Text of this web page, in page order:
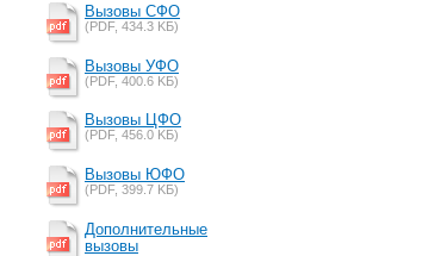
Вызовы СФО
(PDF, 434.3 KБ)
Вызовы УФО
(PDF, 400.6 KБ)
Вызовы ЦФО
(PDF, 456.0 KБ)
Вызовы ЮФО
(PDF, 399.7 KБ)
Дополнительные
вызовы